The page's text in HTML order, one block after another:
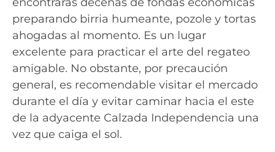
preparando birria humeante, pozole y tortas
ahogadas al momento. Es un lugar
excelente para practicar el arte del regateo
amigable. No obstante, por precaución
general, es recomendable visitar el mercado
durante el día y evitar caminar hacia el este
de la adyacente Calzada Independencia una
vez que caiga el sol.